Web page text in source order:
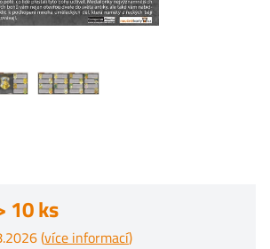
10 ks
(více informací)